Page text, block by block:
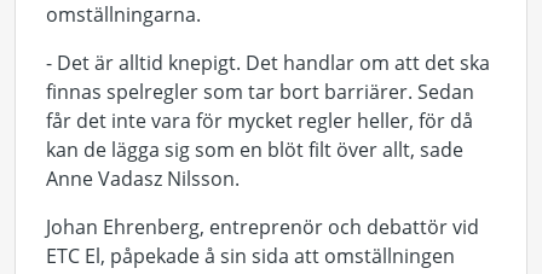
omställningarna.
- Det är alltid knepigt. Det handlar om att det ska
finnas spelregler som tar bort barriärer. Sedan
får det inte vara för mycket regler heller, för då
kan de lägga sig som en blöt filt över allt, sade
Anne Vadasz Nilsson.
Johan Ehrenberg, entreprenör och debattör vid
ETC El, påpekade å sin sida att omställningen